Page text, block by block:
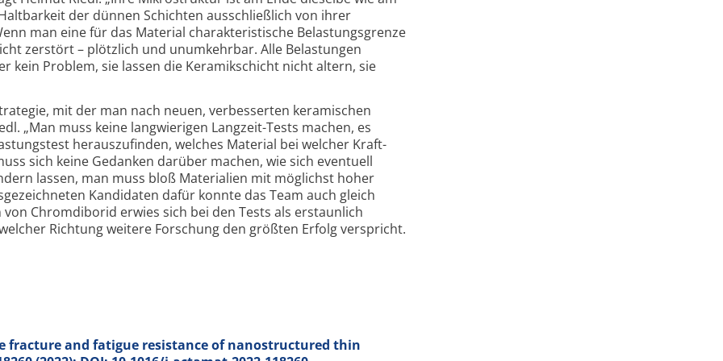
der dünnen Schichten ausschließlich von ihrer
man eine für das Material charakteristische Belastungs­grenze
zerstört – plötzlich und unumkehrbar. Alle Belastungen
kein Problem, sie lassen die Keramik­schicht nicht altern, sie
mit der man nach neuen, verbesserten keramischen
„Man muss keine langwierigen Langzeit-Tests machen, es
herauszufinden, welches Material bei welcher Kraft­
sich keine Gedanken darüber machen, wie sich eventuell
lassen, man muss bloß Materialien mit möglichst hoher
Kandidaten dafür konnte das Team auch gleich
Chromdiborid erwies sich bei den Tests als erstaunlich
Richtung weitere Forschung den größten Erfolg verspricht.
fracture and fatigue resistance of nanostructured thin